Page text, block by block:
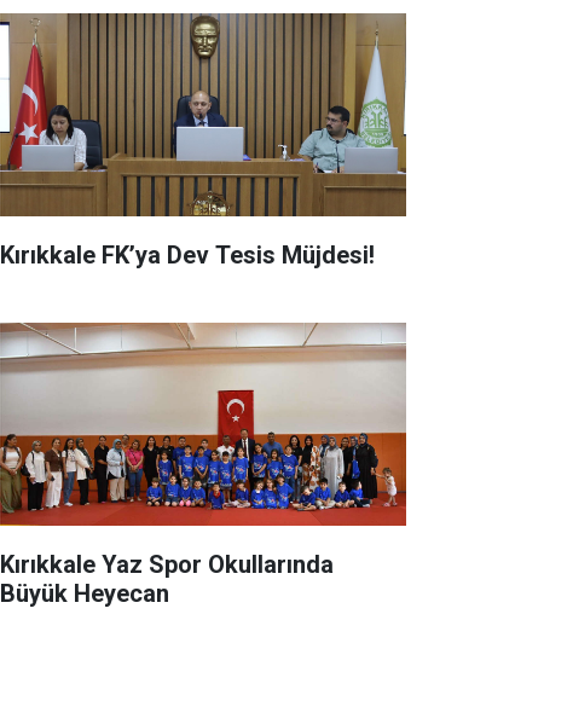
Kırıkkale FK’ya Dev Tesis Müjdesi!
Kırıkkale Yaz Spor Okullarında
Büyük Heyecan